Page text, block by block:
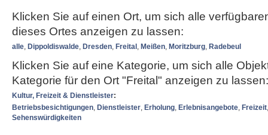
Klicken Sie auf einen Ort, um sich alle
dieses Ortes anzeigen zu lassen:
alle, Dippoldiswalde, Dresden, Freital , Meißen, Moritzburg, Radebeul
Klicken Sie auf eine Kategorie, um sich alle
Kategorie für den Ort "Freital" anzeigen zu lassen:
Kultur, Freizeit & Dienstleister:
Betriebsbesichtigungen, Dienstleister, Erholung, Erlebnisangebote, Freizeit
Sehenswürdigkeiten